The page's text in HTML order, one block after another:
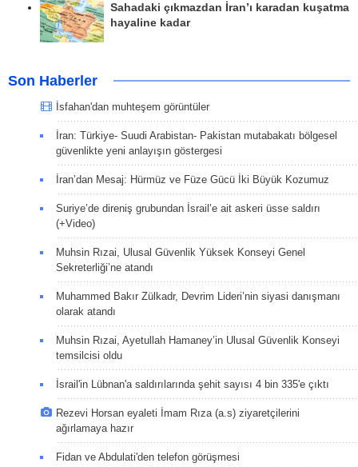
Sahadaki çıkmazdan İran’ı karadan kuşatma
hayaline kadar
Son Haberler
İsfahan'dan muhteşem görüntüler
İran: Türkiye- Suudi Arabistan- Pakistan mutabakatı bölgesel
güvenlikte yeni anlayışın göstergesi
İran’dan Mesaj: Hürmüz ve Füze Gücü İki Büyük Kozumuz
Suriye’de direniş grubundan İsrail’e ait askeri üsse saldırı
(+Video)
Muhsin Rızai, Ulusal Güvenlik Yüksek Konseyi Genel
Sekreterliği’ne atandı
Muhammed Bakır Zülkadr, Devrim Lideri’nin siyasi danışmanı
olarak atandı
Muhsin Rızai, Ayetullah Hamaney’in Ulusal Güvenlik Konseyi
temsilcisi oldu
İsrail'in Lübnan'a saldırılarında şehit sayısı 4 bin 335'e çıktı
Rezevi Horsan eyaleti İmam Rıza (a.s) ziyaretçilerini
ağırlamaya hazır
Fidan ve Abdulati'den telefon görüşmesi